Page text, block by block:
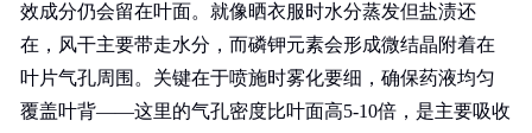
效成分仍会留在叶面。就像晒衣服时水分蒸发但盐渍还
在，风干主要带走水分，而磷钾元素会形成微结晶附着在
叶片气孔周围。关键在于喷施时雾化要细，确保药液均匀
覆盖叶背——这里的气孔密度比叶面高5-10倍，是主要吸收